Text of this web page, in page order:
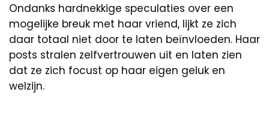
Ondanks hardnekkige speculaties over een
mogelijke breuk met haar vriend, lijkt ze zich
daar totaal niet door te laten beïnvloeden. Haar
posts stralen zelfvertrouwen uit en laten zien
dat ze zich focust op haar eigen geluk en
welzijn.